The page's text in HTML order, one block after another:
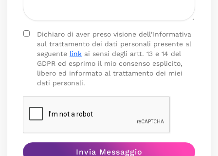
Dichiaro di aver preso visione dell’Informativa
sul trattamento dei dati personali presente al
seguente link ai sensi degli artt. 13 e 14 del
GDPR ed esprimo il mio consenso esplicito,
libero ed informato al trattamento dei miei
dati personali.